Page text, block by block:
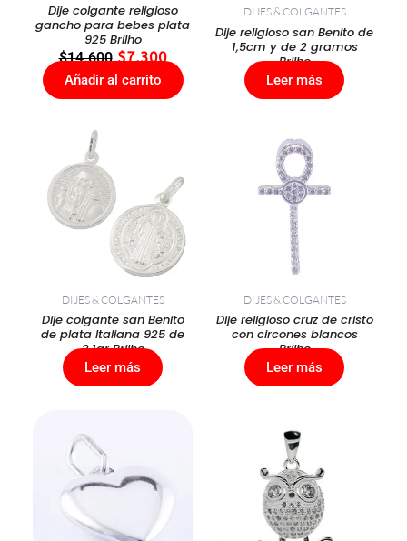
Dije colgante religioso
gancho para bebes plata
925 Brilho
$14.600 $7.300
Añadir al carrito
DIJES & COLGANTES
Dije religioso san Benito de
1,5cm y de 2 gramos
Brilho
Leer más
DIJES & COLGANTES
Dije colgante san Benito
de plata Italiana 925 de
2,1gr Brilho
Leer más
DIJES & COLGANTES
Dije religioso cruz de cristo
con circones blancos
Brilho
Leer más